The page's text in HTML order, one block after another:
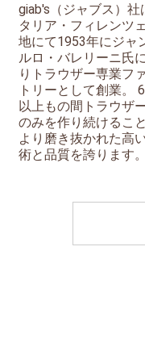
giab's（ジャブス）社
タリア・フィレンツ
地にて1953年にジャ
ルロ・バレリーニ氏
りトラウザー専業フ
トリーとして創業。
以上もの間トラウザ
のみを作り続けるこ
より磨き抜かれた高
術と品質を誇ります。